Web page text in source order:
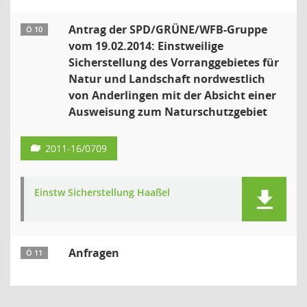
Ö 10
Antrag der SPD/GRÜNE/WFB-Gruppe
vom 19.02.2014: Einstweilige
Sicherstellung des Vorranggebietes für
Natur und Landschaft nordwestlich
von Anderlingen mit der Absicht einer
Ausweisung zum Naturschutzgebiet
2011-16/0709
Einstw Sicherstellung Haaßel
Ö 11 Anfragen